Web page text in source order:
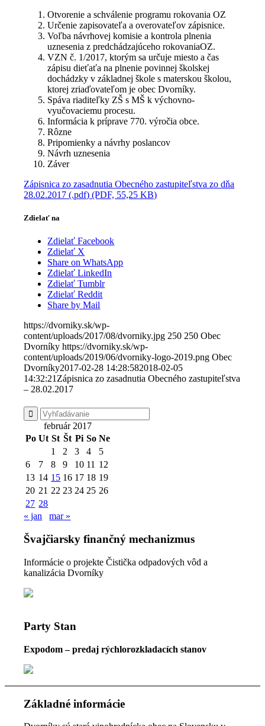
Otvorenie a schválenie programu rokovania OZ
Určenie zapisovateľa a overovateľov zápisnice.
Voľba návrhovej komisie a kontrola plnenia
uznesenia z predchádzajúceho rokovaniaOZ.
VZN č. 1/2017, ktorým sa určuje miesto a čas
zápisu dieťaťa na plnenie povinnej školskej
dochádzky v základnej škole s materskou školou,
ktorej zriaďovateľom je obec Dvorníky.
Spáva riaditeľky ZŠ s MŠ k výchovno-
vyučovaciemu procesu.
Informácia k príprave 770. výročia obce.
Rôzne
Pripomienky a návrhy poslancov
Návrh uznesenia
Záver
Zápisnica zo zasadnutia Obecného zastupiteľstva zo dňa
28.02.2017 (.pdf) (PDF, 55,25 KB)
Zdielať na
Zdielať Facebook
Zdielať X
Share on WhatsApp
Zdielať LinkedIn
Zdielať Tumblr
Zdielať Reddit
Share by Mail
https://dvorniky.sk/wp-
content/uploads/2017/08/dvorniky.jpg 250 250 Obec
Dvorníky https://dvorniky.sk/wp-
content/uploads/2019/06/dvorniky-logo-2019.png Obec
Dvorníky2017-02-28 14:28:582018-02-05
14:32:21 Zápisnica zo zasadnutia Obecného zastupiteľstva
– 28.02.2017
február 2017
Po Ut St Št Pi So Ne
1
2 3 4
5
6
7 8 9 10 11 12
13 14 15 16 17 18 19
20 21 22 23 24 25 26
27 28
« jan
mar »
Švajčiarsky finančný mechanizmus
Informácie o projekte Čistička odpadových vôd a
kanalizácia Dvorníky
Party Stan
Expodom – predaj rýchlorozkladacích stanov
Základné informácie